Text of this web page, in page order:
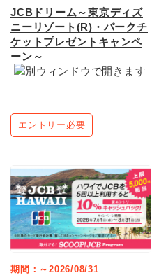
JCBドリーム～東京ディズ
ニーリゾート(R)・パークチ
ケットプレゼントキャンペ
ーン～
エントリー必要
期間：～2026/08/31